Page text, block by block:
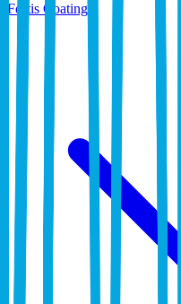
Fortis Coatings